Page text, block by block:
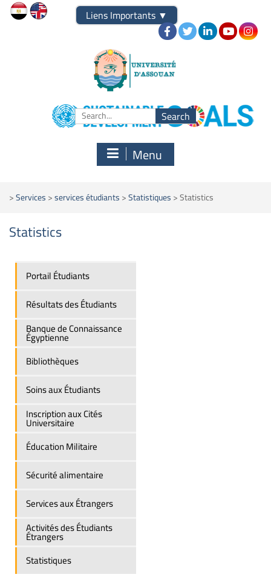
Liens Importants ▼
Menu
>Services>services étudiants>Statistiques>Statistics
Statistics
Portail Étudiants
Résultats des Étudiants
Banque de Connaissance
Égyptienne
Bibliothèques
Soins aux Étudiants
Inscription aux Cités
Universitaire
Éducation Militaire
Sécurité alimentaire
Services aux Étrangers
Activités des Étudiants
Étrangers
Statistiques